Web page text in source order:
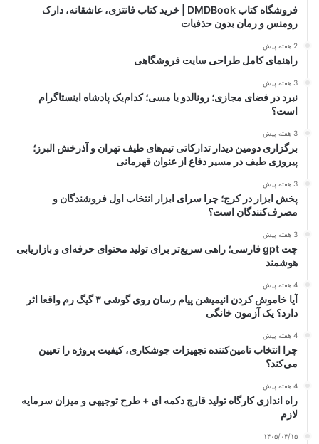
فروشگاه کتاب DMDBook | خرید کتاب فانتزی، عاشقانه، دارک
رومنس و رمان بدون حذفیات
2 هفته پیش
راهنمای کامل طراحی سایت فروشگاهی
3 هفته پیش
نبرد در فضای مجازی؛ رونالدو یا مسی؛ کدام‌یک پادشاه اینستاگرام
است؟
3 هفته پیش
برگزاری دومین دیدار تدارکاتی تیم‌های طیف تهران و آذرخش البرز؛
پیروزی طیف در مسیر دفاع از عنوان قهرمانی
3 هفته پیش
پخش ابزار در کرج؛ چرا سرای ابزار انتخاب اول فروشندگان و
مصرف‌کنندگان است؟
3 هفته پیش
چت gpt فارسی؛ راهی سریع‌تر برای تولید محتوای حرفه‌ای و بازاریابی
هوشمند
4 هفته پیش
آیا خاموش کردن انیمیشن پیام رسان روی گوشی ۳ گیگ رم واقعا اثر
دارد؟ یک آزمون خانگی
4 هفته پیش
چرا انتخاب تامین‌کننده تجهیزات جوشکاری، کیفیت پروژه را تعیین
می‌کند؟
4 هفته پیش
راه اندازی کارگاه تولید قارچ دکمه ای + طرح توجیهی و میزان سرمایه
لازم
۱۴۰۵/۰۴/۱۵